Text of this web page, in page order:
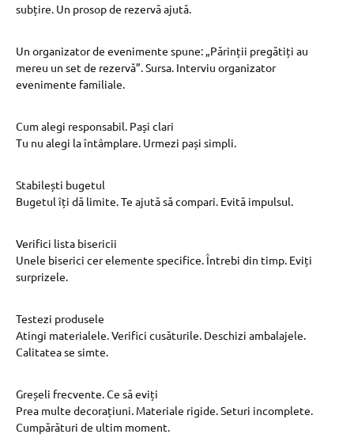
subțire. Un prosop de rezervă ajută.
Un organizator de evenimente spune: „Părinții pregătiți au
mereu un set de rezervă”. Sursa. Interviu organizator
evenimente familiale.
Cum alegi responsabil. Pași clari
Tu nu alegi la întâmplare. Urmezi pași simpli.
Stabilești bugetul
Bugetul îți dă limite. Te ajută să compari. Evită impulsul.
Verifici lista bisericii
Unele biserici cer elemente specifice. Întrebi din timp. Eviți
surprizele.
Testezi produsele
Atingi materialele. Verifici cusăturile. Deschizi ambalajele.
Calitatea se simte.
Greșeli frecvente. Ce să eviți
Prea multe decorațiuni. Materiale rigide. Seturi incomplete.
Cumpărături de ultim moment.